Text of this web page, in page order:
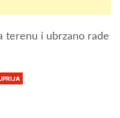
terenu i ubrzano rade